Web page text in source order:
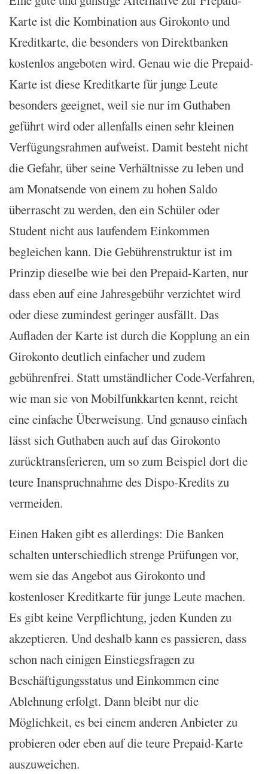
Karte ist die Kombination aus Girokonto und
Kreditkarte, die besonders von Direktbanken
kostenlos angeboten wird. Genau wie die Prepaid-
Karte ist diese Kreditkarte für junge Leute
besonders geeignet, weil sie nur im Guthaben
geführt wird oder allenfalls einen sehr kleinen
Verfügungsrahmen aufweist. Damit besteht nicht
die Gefahr, über seine Verhältnisse zu leben und
am Monatsende von einem zu hohen Saldo
überrascht zu werden, den ein Schüler oder
Student nicht aus laufendem Einkommen
begleichen kann. Die Gebührenstruktur ist im
Prinzip dieselbe wie bei den Prepaid-Karten, nur
dass eben auf eine Jahresgebühr verzichtet wird
oder diese zumindest geringer ausfällt. Das
Aufladen der Karte ist durch die Kopplung an ein
Girokonto deutlich einfacher und zudem
gebührenfrei. Statt umständlicher Code-Verfahren,
wie man sie von Mobilfunkkarten kennt, reicht
eine einfache Überweisung. Und genauso einfach
lässt sich Guthaben auch auf das Girokonto
zurücktransferieren, um so zum Beispiel dort die
teure Inanspruchnahme des Dispo-Kredits zu
vermeiden.
Einen Haken gibt es allerdings: Die Banken
schalten unterschiedlich strenge Prüfungen vor,
wem sie das Angebot aus Girokonto und
kostenloser Kreditkarte für junge Leute machen.
Es gibt keine Verpflichtung, jeden Kunden zu
akzeptieren. Und deshalb kann es passieren, dass
schon nach einigen Einstiegsfragen zu
Beschäftigungsstatus und Einkommen eine
Ablehnung erfolgt. Dann bleibt nur die
Möglichkeit, es bei einem anderen Anbieter zu
probieren oder eben auf die teure Prepaid-Karte
auszuweichen.